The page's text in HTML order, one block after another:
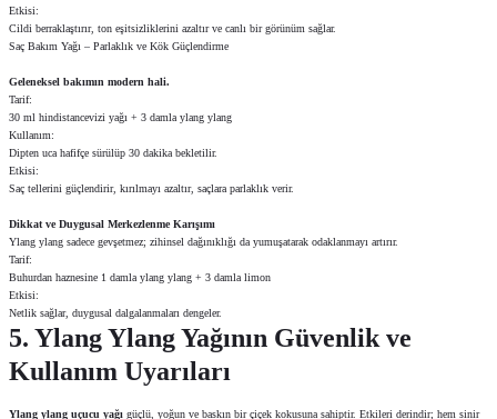
Etkisi:
Cildi berraklaştırır, ton eşitsizliklerini azaltır ve canlı bir görünüm sağlar.
Saç Bakım Yağı – Parlaklık ve Kök Güçlendirme
Geleneksel bakımın modern hali.
Tarif:
30 ml hindistancevizi yağı + 3 damla ylang ylang
Kullanım:
Dipten uca hafifçe sürülüp 30 dakika bekletilir.
Etkisi:
Saç tellerini güçlendirir, kırılmayı azaltır, saçlara parlaklık verir.
Dikkat ve Duygusal Merkezlenme Karışımı
Ylang ylang sadece gevşetmez; zihinsel dağınıklığı da yumuşatarak odaklanmayı artırır.
Tarif:
Buhurdan haznesine 1 damla ylang ylang + 3 damla limon
Etkisi:
Netlik sağlar, duygusal dalgalanmaları dengeler.
5. Ylang Ylang Yağının Güvenlik ve
Kullanım Uyarıları
Ylang ylang uçucu yağı güçlü, yoğun ve baskın bir çiçek kokusuna sahiptir. Etkileri derindir; hem sinir